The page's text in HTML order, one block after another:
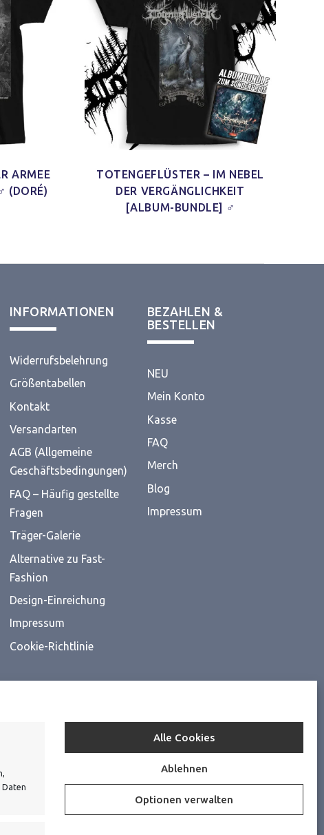
Daten
Alle Cookies
Ablehnen
Optionen verwalten
ARMEE
(DORÉ)
TOTENGEFLÜSTER – IM NEBEL
DER VERGÄNGLICHKEIT
[ALBUM-BUNDLE] ♂
INFORMATIONEN
Widerrufsbelehrung
Größentabellen
Kontakt
Versandarten
AGB (Allgemeine
Geschäftsbedingungen)
FAQ – Häufig gestellte
Fragen
Träger-Galerie
Alternative zu Fast-
Fashion
Design-Einreichung
Impressum
Cookie-Richtlinie
BEZAHLEN &
BESTELLEN
NEU
Mein Konto
Kasse
FAQ
Merch
Blog
Impressum